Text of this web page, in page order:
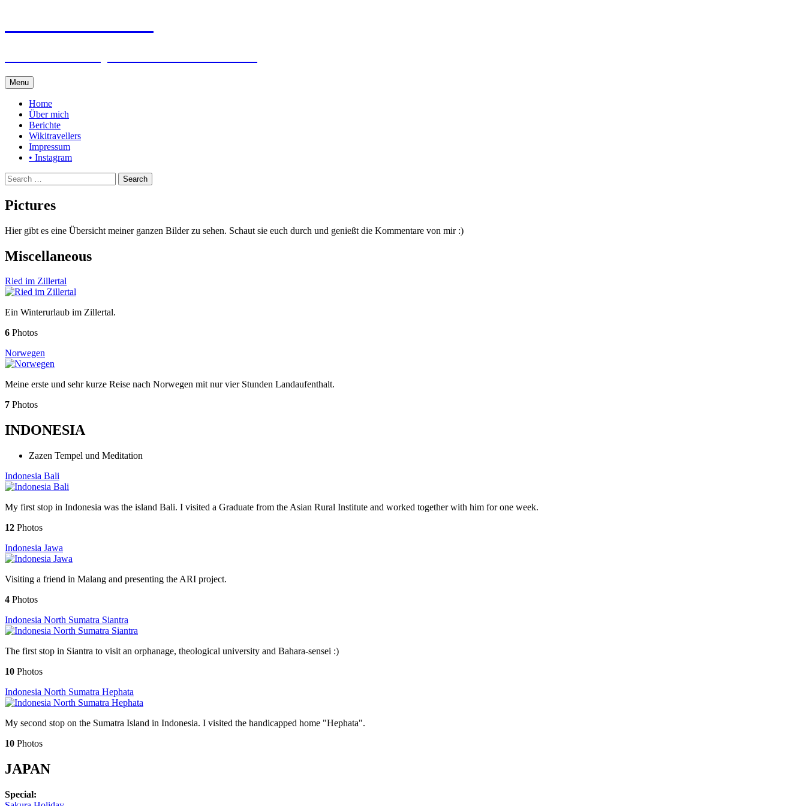
Menu Skip
to
content
Home
Über mich
Berichte
Wikitravellers
Impressum
• Instagram
Search
for:
Pictures
Hier gibt es eine Übersicht meiner ganzen Bilder zu sehen. Schaut sie euch durch und genießt die Kommentare von mir :)
Miscellaneous
Ried im Zillertal
Ein Winterurlaub im Zillertal.
6 Photos
Norwegen
Meine erste und sehr kurze Reise nach Norwegen mit nur vier Stunden Landaufenthalt.
7 Photos
INDONESIA
Zazen Tempel und Meditation
Indonesia Bali
My first stop in Indonesia was the island Bali. I visited a Graduate from the Asian Rural Institute and worked together with him for one week.
12 Photos
Indonesia Jawa
Visiting a friend in Malang and presenting the ARI project.
4 Photos
Indonesia North Sumatra Siantra
The first stop in Siantra to visit an orphanage, theological university and Bahara-sensei :)
10 Photos
Indonesia North Sumatra Hephata
My second stop on the Sumatra Island in Indonesia. I visited the handicapped home "Hephata".
10 Photos
JAPAN
Special: